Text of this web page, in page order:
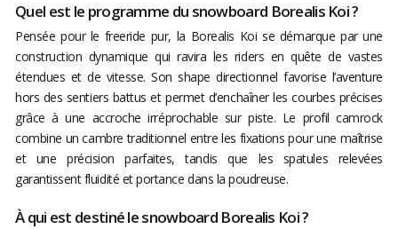
Quel est le programme du snowboard Borealis Koi ?
Pensée pour le freeride pur, la Borealis Koi se démarque par une
construction dynamique qui ravira les riders en quête de vastes
étendues et de vitesse. Son shape directionnel favorise l’aventure
hors des sentiers battus et permet d’enchaîner les courbes précises
grâce à une accroche irréprochable sur piste. Le profil camrock
combine un cambre traditionnel entre les fixations pour une maîtrise
et une précision parfaites, tandis que les spatules relevées
garantissent fluidité et portance dans la poudreuse.
À qui est destiné le snowboard Borealis Koi ?